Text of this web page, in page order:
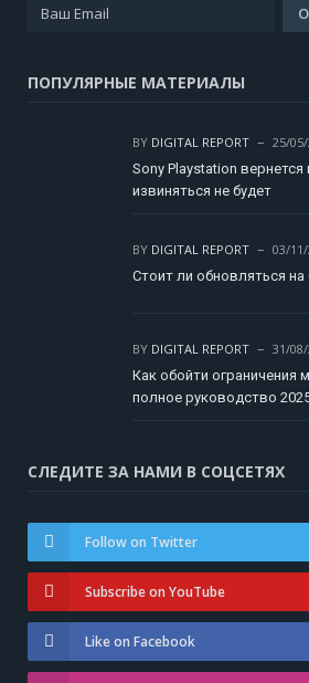
ПОПУЛЯРНЫЕ МАТЕРИАЛЫ
BY DIGITAL REPORT
25/
Sony Playstation
извиняться не будет
BY DIGITAL REPORT
03/
Стоит ли обновляться на
BY DIGITAL REPORT
31/08/
Как обойти ограничения
полное руководство
СЛЕДИТЕ ЗА НАМИ В СОЦСЕТЯХ
Follow on Twitter
Subscribe on YouTube
Like on Facebook